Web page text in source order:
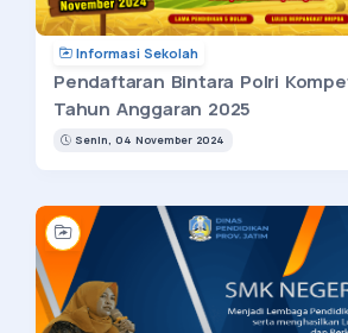
Informasi Sekolah
Pendaftaran Bintara Polri
Tahun Anggaran 2025
Senin, 04 November 2024